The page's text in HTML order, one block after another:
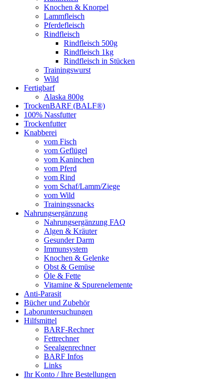
Knochen & Knorpel
Lammfleisch
Pferdefleisch
Rindfleisch
Rindfleisch 500g
Rindfleisch 1kg
Rindfleisch in Stücken
Trainingswurst
Wild
Fertigbarf
Alaska 800g
TrockenBARF (BALF®)
100% Nassfutter
Trockenfutter
Knabberei
vom Fisch
vom Geflügel
vom Kaninchen
vom Pferd
vom Rind
vom Schaf/Lamm/Ziege
vom Wild
Trainingssnacks
Nahrungsergänzung
Nahrungsergänzung FAQ
Algen & Kräuter
Gesunder Darm
Immunsystem
Knochen & Gelenke
Obst & Gemüse
Öle & Fette
Vitamine & Spurenelemente
Anti-Parasit
Bücher und Zubehör
Laboruntersuchungen
Hilfsmittel
BARF-Rechner
Fettrechner
Seealgenrechner
BARF Infos
Links
Ihr Konto / Ihre Bestellungen